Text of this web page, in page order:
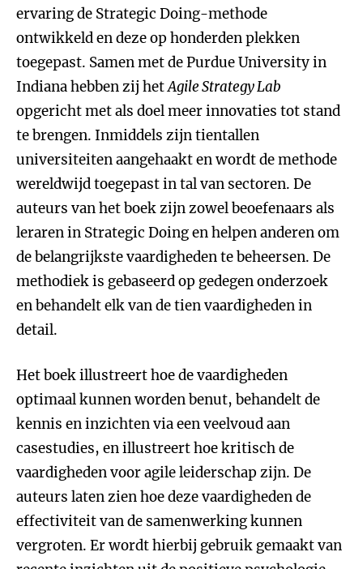
ervaring de Strategic Doing-methode
ontwikkeld en deze op honderden plekken
toegepast. Samen met de Purdue University in
Indiana hebben zij hetAgile Strategy Lab
opgericht met als doel meer innovaties tot stand
te brengen. Inmiddels zijn tientallen
universiteiten aangehaakt en wordt de methode
wereldwijd toegepast in tal van sectoren. De
auteurs van het boek zijn zowel beoefenaars als
leraren in Strategic Doing en helpen anderen om
de belangrijkste vaardigheden te beheersen. De
methodiek is gebaseerd op gedegen onderzoek
en behandelt elk van de tien vaardigheden in
detail.
Het boek illustreert hoe de vaardigheden
optimaal kunnen worden benut, behandelt de
kennis en inzichten via een veelvoud aan
casestudies, en illustreert hoe kritisch de
vaardigheden voor agile leiderschap zijn. De
auteurs laten zien hoe deze vaardigheden de
effectiviteit van de samenwerking kunnen
vergroten. Er wordt hierbij gebruik gemaakt van